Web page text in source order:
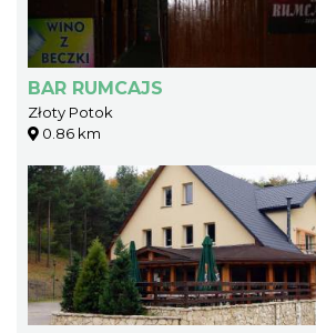
BAR RUMCAJS
Złoty Potok
0.86 km